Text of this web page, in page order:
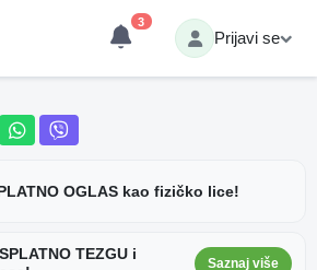
3
Prijavi se
OGLAS kao fizičko lice!
TEZGU i
Saznaj više